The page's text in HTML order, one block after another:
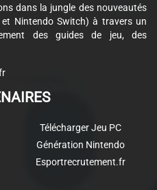
dans la jungle des nouveautés
Nintendo Switch) à travers un
des guides de jeu, des
Télécharger Jeu PC
Génération Nintendo
Esportrecrutement.fr